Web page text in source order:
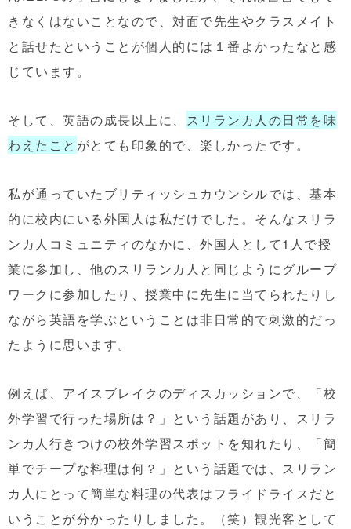
きなくはないことなので、対面で先生やクラスメイト
と話せたということが個人的には１番よかったなと感
じています。
そして、英語の成長以上に、 スリランカ人の日常を味
わえたこと がとても印象的で、楽しかったです。
私が通っていたブリティッシュカウンシルでは、基本
的に校内にいる外国人は私だけでした。そんなスリラ
ンカ人コミュニティのなかに、外国人として1人で授
業に参加し、他のスリランカ人と同じようにグループ
ワークに参加したり、授業中に先生に当てられたりし
ながら英語を学ぶということは非日常的で刺激的だっ
たように思います。
例えば、アイスブレイクのディスカッションで、「校
外学習で行った場所は？」という話題があり、スリラ
ンカ人行きつけの校外学習スポットを知れたり、「簡
単でチープな料理は何？」という話題では、スリラン
カ人にとって簡単な料理の代表はフライドライスだと
いうことが分かったりしました。（笑）観光客として